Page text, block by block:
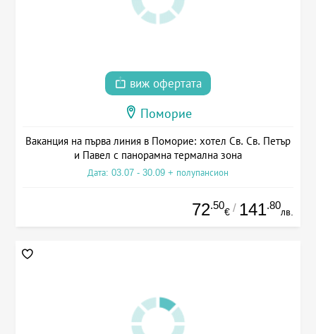
виж офертата
Поморие
Ваканция на първа линия в Поморие: хотел Св. Св. Петър
и Павел с панорамна термална зона
Дата: 03.07 - 30.09 + полупансион
72.50
€ / 141.80
лв.